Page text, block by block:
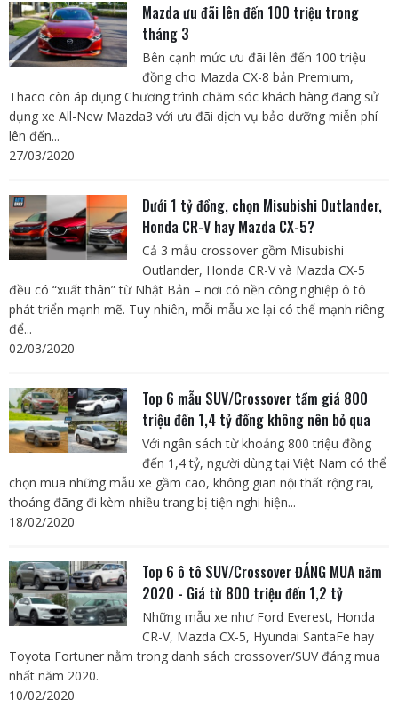
Mazda ưu đãi lên đến 100 triệu trong
tháng 3
Bên cạnh mức ưu đãi lên đến 100 triệu
đồng cho Mazda CX-8 bản Premium,
Thaco còn áp dụng Chương trình chăm sóc khách hàng đang sử
dụng xe All-New Mazda3 với ưu đãi dịch vụ bảo dưỡng miễn phí
lên đến...
27/03/2020
Dưới 1 tỷ đồng, chọn Misubishi Outlander,
Honda CR-V hay Mazda CX-5?
Cả 3 mẫu crossover gồm Misubishi
Outlander, Honda CR-V và Mazda CX-5
đều có “xuất thân” từ Nhật Bản – nơi có nền công nghiệp ô tô
phát triển mạnh mẽ. Tuy nhiên, mỗi mẫu xe lại có thế mạnh riêng
để...
02/03/2020
Top 6 mẫu SUV/Crossover tầm giá 800
triệu đến 1,4 tỷ đồng không nên bỏ qua
Với ngân sách từ khoảng 800 triệu đồng
đến 1,4 tỷ, người dùng tại Việt Nam có thể
chọn mua những mẫu xe gầm cao, không gian nội thất rộng rãi,
thoáng đãng đi kèm nhiều trang bị tiện nghi hiện...
18/02/2020
Top 6 ô tô SUV/Crossover ĐÁNG MUA năm
2020 - Giá từ 800 triệu đến 1,2 tỷ
Những mẫu xe như Ford Everest, Honda
CR-V, Mazda CX-5, Hyundai SantaFe hay
Toyota Fortuner nằm trong danh sách crossover/SUV đáng mua
nhất năm 2020.
10/02/2020